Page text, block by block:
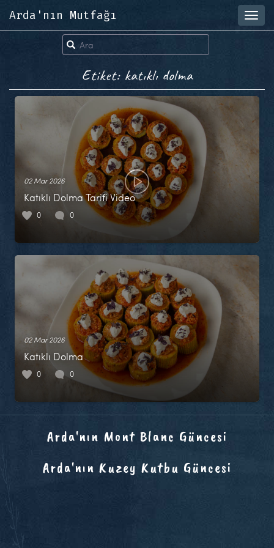
Arda'nın Mutfağı
Etiket: katıklı dolma
02 Mar 2026
Katıklı Dolma Tarifi Video
0 0
02 Mar 2026
Katıklı Dolma
0 0
Arda'nın Mont Blanc Güncesi
Arda'nın Kuzey Kutbu Güncesi